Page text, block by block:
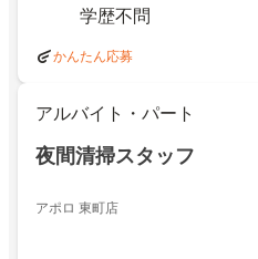
学歴不問
かんたん応募
アルバイト・パート
夜間清掃スタッフ
アポロ 東町店